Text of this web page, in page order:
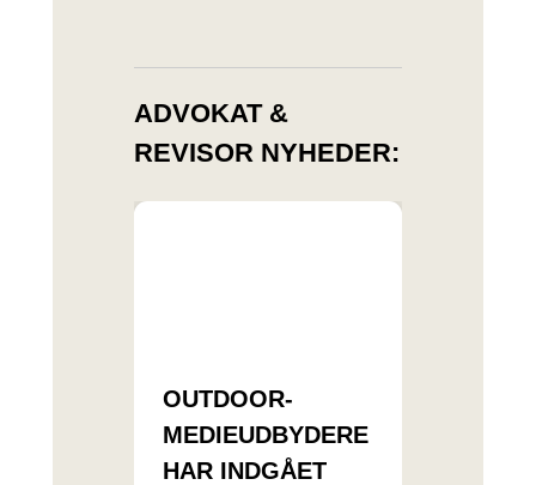
ADVOKAT &
REVISOR NYHEDER:
OUTDOOR-
MEDIEUDBYDERE
HAR INDGÅET